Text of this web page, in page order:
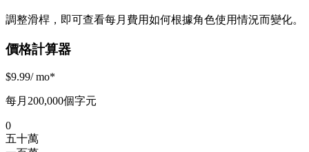
調整滑桿，即可查看每月費用如何根據角色使用情況而變化。
價格計算器
$9.99/ mo*
每月200,000個字元
0
五十萬